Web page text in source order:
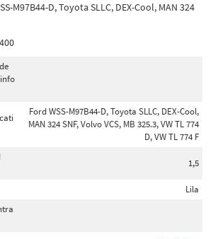
M97B44-D, Toyota SLLC, DEX-Cool, MAN 324
Ford WSS-M97B44-D, Toyota SLLC, DEX-Cool,
MAN 324 SNF, Volvo VCS, MB 325.3, VW TL 774
D, VW TL 774 F
1,5
Lila